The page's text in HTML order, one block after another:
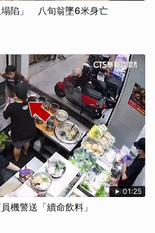
與馬鈴薯片煎至金黃。
塌陷」 八旬翁墜6米身亡
01:25
機警送「續命飲料」